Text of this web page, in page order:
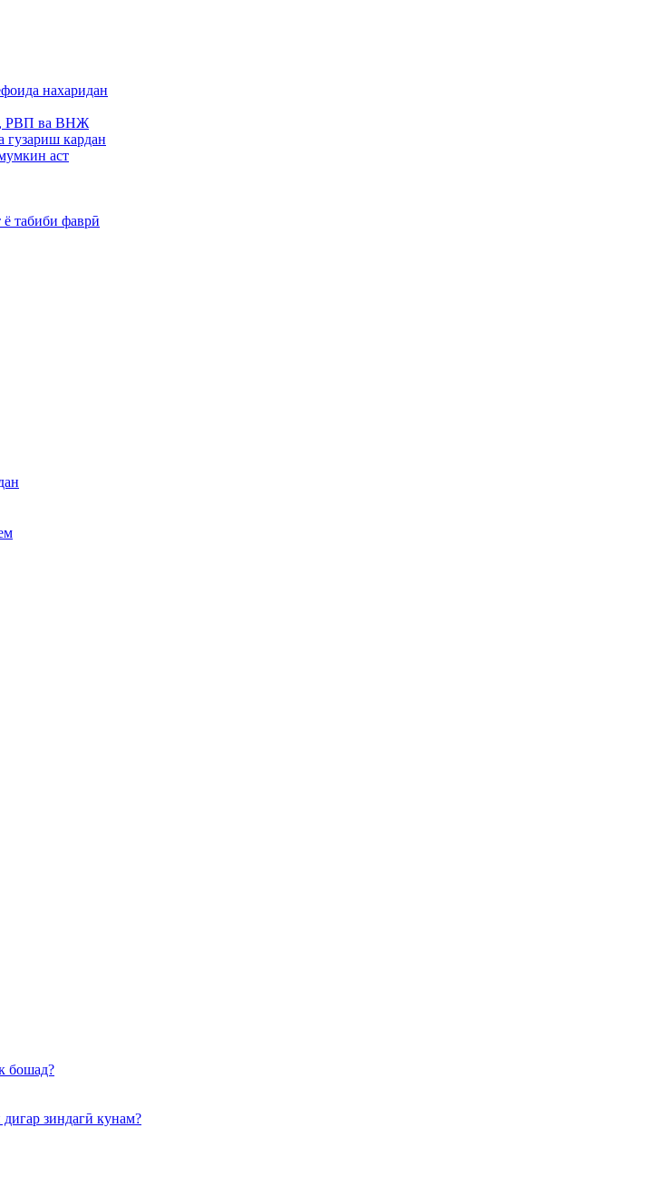
нахаридан
РВП ва ВНЖ
гузариш кардан
аст
табиби фаврӣ
бошад?
зиндагӣ кунам?